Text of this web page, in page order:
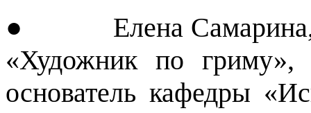
● Елена Самарина,
«Художник по гриму»,
основатель кафедры